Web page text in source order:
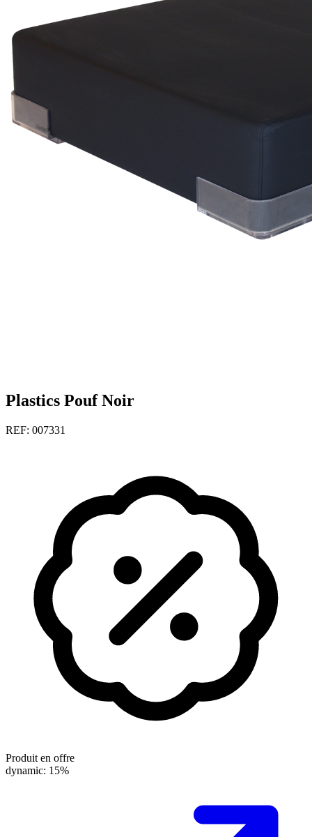
Plastics Pouf Noir
REF: 007331
Produit en offre
dynamic: 15%